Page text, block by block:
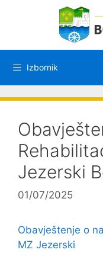
Izbornik
Jezerski
01/07/2025
Obavještenje o
MZ Jezerski